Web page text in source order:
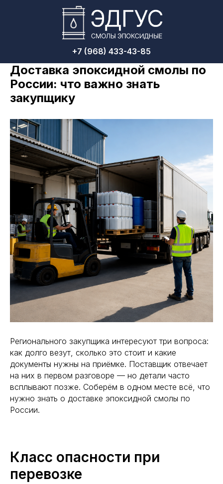
+7 (968) 433-43-85
Доставка эпоксидной смолы по
России: что важно знать
закупщику
Регионального закупщика интересуют три вопроса:
как долго везут, сколько это стоит и какие
документы нужны на приёмке. Поставщик отвечает
на них в первом разговоре — но детали часто
всплывают позже. Соберём в одном месте всё, что
нужно знать о доставке эпоксидной смолы по
России.
Класс опасности при
перевозке